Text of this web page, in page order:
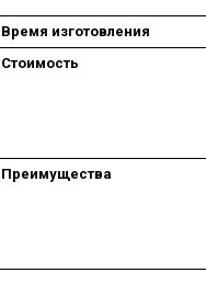
Время изготовления
Стоимость
Преимущества